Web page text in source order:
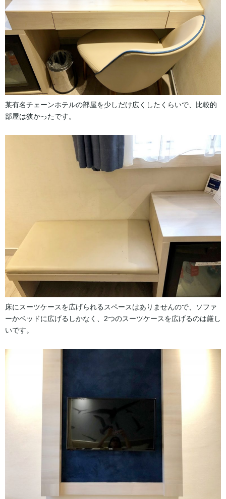
某有名チェーンホテルの部屋を少しだけ広くしたくらいで、比較的
部屋は狭かったです。
床にスーツケースを広げられるスペースはありませんので、ソファ
ーかベッドに広げるしかなく、2つのスーツケースを広げるのは厳し
いです。